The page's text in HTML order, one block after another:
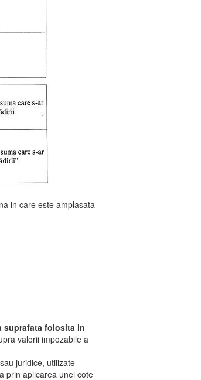
in care este amplasata
suprafata folosita in
valorii impozabile a
juridice, utilizate
prin aplicarea unei cote